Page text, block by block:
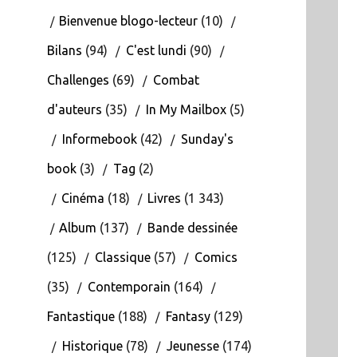
Bienvenue blogo-lecteur(10)
Bilans (94) C'est lundi (90)
Challenges (69) Combat
d'auteurs (35) In My Mailbox(5)
Informebook(42) Sunday's
book(3) Tag (2)
Cinéma (18) Livres (1 343)
Album (137) Bande dessinée
(125) Classique(57) Comics
(35) Contemporain (164)
Fantastique(188) Fantasy(129)
Historique(78) Jeunesse(174)